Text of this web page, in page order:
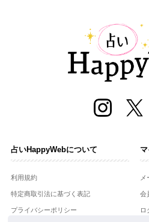
占いHappyWebについて
利用規約
特定商取引法に基づく表記
プライバシーポリシー
会
ロ